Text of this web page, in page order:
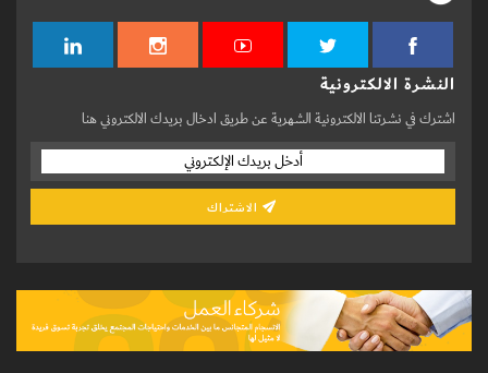
النشرة الالكترونية
اشترك في نشرتنا الالكترونية الشهرية عن طريق ادخال بريدك الالكتروني هنا